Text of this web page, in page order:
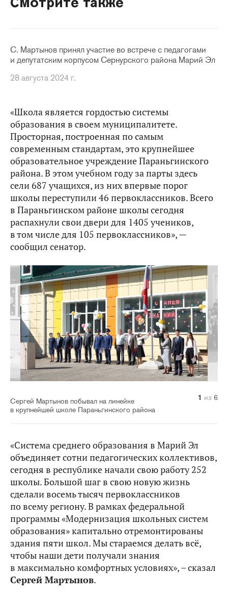
С. Мартынов принял участие во встрече с педагогами
и депутатским корпусом Сернурского района Марий Эл
28 августа 2024 г.
«Школа является гордостью системы
образования в своем муниципалитете.
Просторная, построенная по самым
современным стандартам, это крупнейшее
образовательное учреждение Параньгинского
района. В этом учебном году за парты здесь
сели 687 учащихся, из них впервые порог
школы переступили 46 первоклассников. Всего
в Параньгинском районе школы сегодня
распахнули свои двери для 1405 учеников,
в том числе для 105 первоклассников», —
сообщил сенатор.
Сергей Мартынов побывал на линейке
в крупнейшей школе Параньгинского района
1 из 6
2 из 6
3 из 6
4 из 6
5 из 6
6 из 6
«Система среднего образования в Марий Эл
объединяет сотни педагогических коллективов,
сегодня в республике начали свою работу 252
школы. Большой шаг в свою новую жизнь
сделали восемь тысяч первоклассников
по всему региону. В рамках федеральной
программы «Модернизация школьных систем
образования» капитально отремонтированы
здания пяти школ. Мы стараемся делать всё,
чтобы наши дети получали знания
в максимально комфортных условиях», – сказал
Сергей Мартынов.